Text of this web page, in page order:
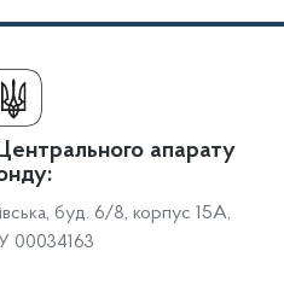
апарату
буд. 6/8, корпус 15А,
00034163